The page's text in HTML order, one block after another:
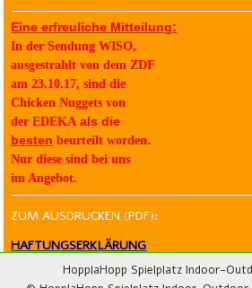
Eine erfreuliche Mitteilung:
In der Sendung WISO,
ausgestrahlt von dem ZDF
am 23.10.17, sind die
Chicken Nuggets von
derEDEKAals die
besten beurteilt worden.
Nur diese sind bei uns
im Angebot.
ZUM AUSDRUCKEN (PDF):
HAFTUNGSERKLÄRUNG
NUTZUNGSORDNUNG
HopplaHopp Spielplatz Indoor-